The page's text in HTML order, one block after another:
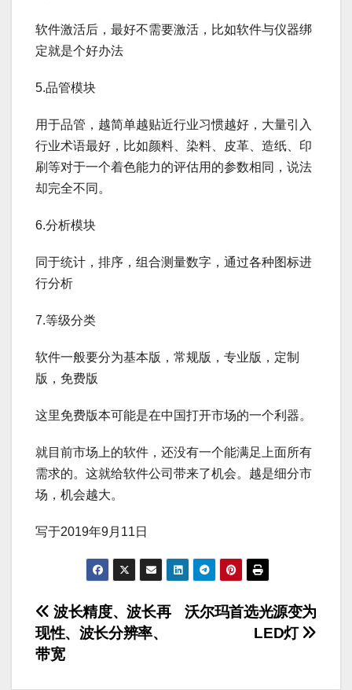
软件激活后，最好不需要激活，比如软件与仪器绑
定就是个好办法
5.品管模块
用于品管，越简单越贴近行业习惯越好，大量引入
行业术语最好，比如颜料、染料、皮革、造纸、印
刷等对于一个着色能力的评估用的参数相同，说法
却完全不同。
6.分析模块
同于统计，排序，组合测量数字，通过各种图标进
行分析
7.等级分类
软件一般要分为基本版，常规版，专业版，定制
版，免费版
这里免费版本可能是在中国打开市场的一个利器。
就目前市场上的软件，还没有一个能满足上面所有
需求的。这就给软件公司带来了机会。越是细分市
场，机会越大。
写于2019年9月11日
文
章
导
沃尔玛首选光源变为
LED灯
波长精度、波长再
现性、波长分辨率、
带宽